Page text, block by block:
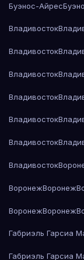
Буэнос-Айрес
Владивосток
Владивосток
Владивосток
Владивосток
Владивосток
Владивосток
Владивосток
ВоронежВоронеж
ВоронежВоронеж
Габриэль Гарсиа
Габриэль Гарсиа